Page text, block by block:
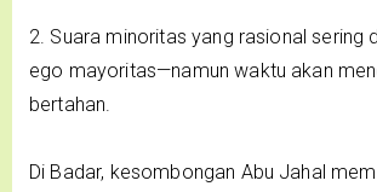
2. Suara minoritas yang rasional sering
ego mayoritas—namun waktu akan
bertahan.
Di Badar, kesombongan Abu Jahal